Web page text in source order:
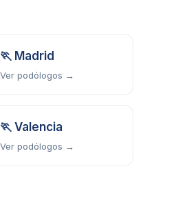
🏃 Madrid
Ver podólogos →
🏃 Valencia
Ver podólogos →